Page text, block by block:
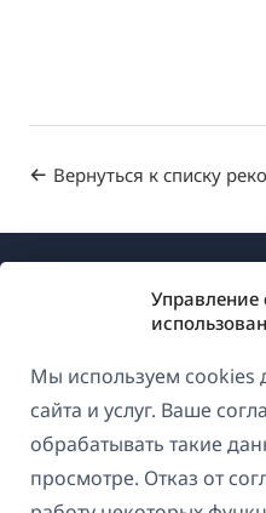
Управление
Мы используем cookies
сайта и услуг. Ваше
обрабатывать такие
просмотре. Отказ от
Вернуться к списку
О
GDPR и политика